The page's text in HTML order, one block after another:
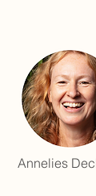
Annelies